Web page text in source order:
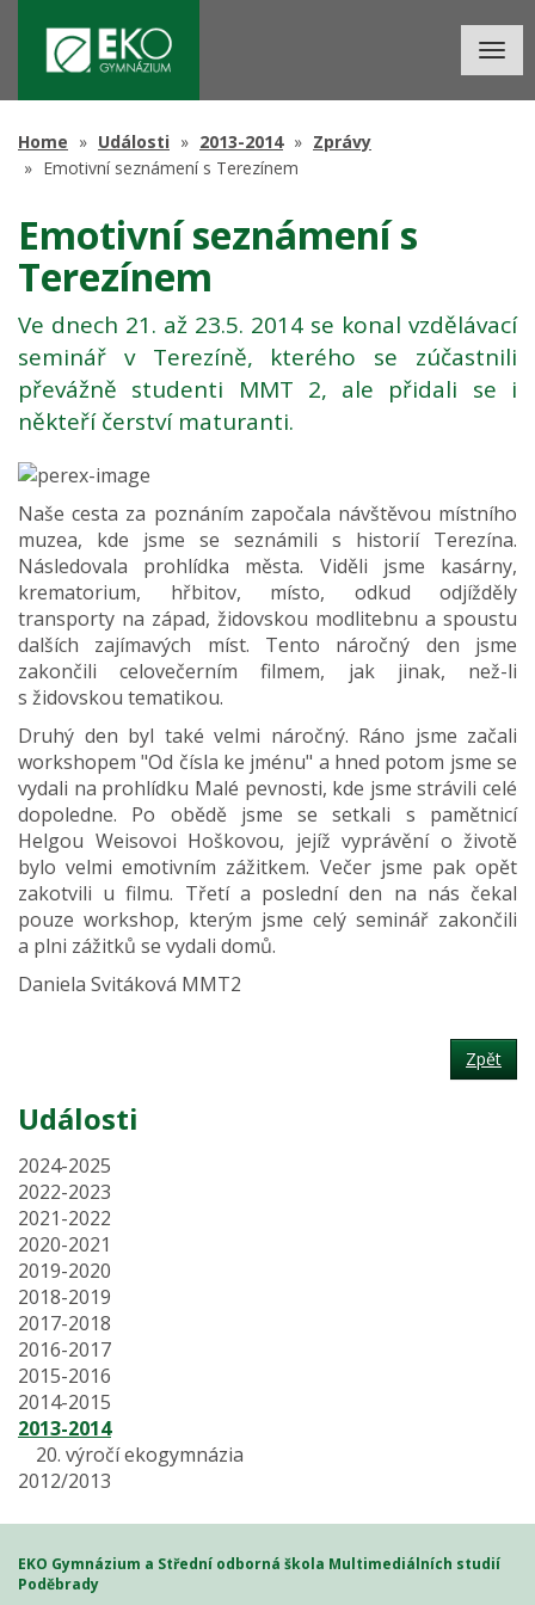
Home Události 2013-2014
Zprávy
Emotivní seznámení s Terezínem
Emotivní seznámení s
Terezínem
Ve dnech 21. až 23.5. 2014 se konal vzdělávací
seminář v Terezíně, kterého se zúčastnili
převážně studenti MMT 2, ale přidali se i
někteří čerství maturanti.
Naše cesta za poznáním započala návštěvou místního
muzea, kde jsme se seznámili s historií Terezína.
Následovala prohlídka města. Viděli jsme kasárny,
krematorium, hřbitov, místo, odkud odjížděly
transporty na západ, židovskou modlitebnu a spoustu
dalších zajímavých míst. Tento náročný den jsme
zakončili celovečerním filmem, jak jinak, než-li
s židovskou tematikou.
Druhý den byl také velmi náročný. Ráno jsme začali
workshopem "Od čísla ke jménu" a hned potom jsme se
vydali na prohlídku Malé pevnosti, kde jsme strávili celé
dopoledne. Po obědě jsme se setkali s pamětnicí
Helgou Weisovoi Hoškovou, jejíž vyprávění o životě
bylo velmi emotivním zážitkem. Večer jsme pak opět
zakotvili u filmu. Třetí a poslední den na nás čekal
pouze workshop, kterým jsme celý seminář zakončili
a plni zážitků se vydali domů.
Daniela Svitáková MMT2
Zpět
Události
2024-2025
2022-2023
2021-2022
2020-2021
2019-2020
2018-2019
2017-2018
2016-2017
2015-2016
2014-2015
2013-2014
20. výročí ekogymnázia
2012/2013
EKO Gymnázium a Střední odborná škola Multimediálních studií
Poděbrady